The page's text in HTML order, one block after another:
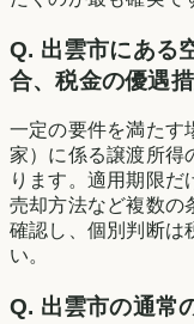
Q. 出雲市にある
合、税金の優遇
一定の要件を満たす
家）に係る譲渡所得
ります。適用期限だ
売却方法など複数の
確認し、個別判断は
い。
Q. 出雲市の通常